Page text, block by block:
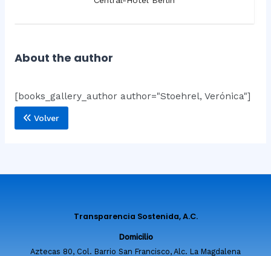
About the author
[books_gallery_author author="Stoehrel, Verónica"]
Volver
Transparencia Sostenida, A.C.
Domicilio
Aztecas 80, Col. Barrio San Francisco, Alc. La Magdalena